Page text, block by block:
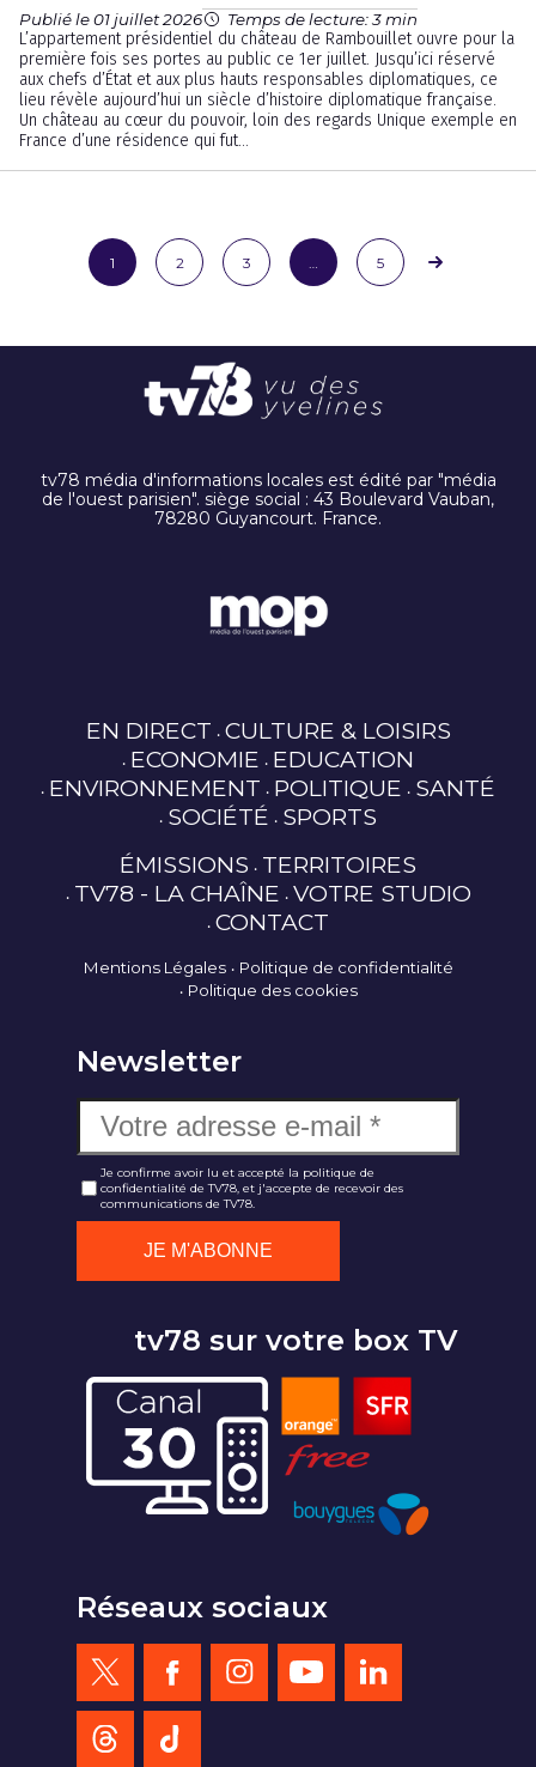
Publié le 01 juillet 2026 Temps de lecture: 3 min
L’appartement présidentiel du château de Rambouillet ouvre pour la
première fois ses portes au public ce 1er juillet. Jusqu’ici réservé
aux chefs d’État et aux plus hauts responsables diplomatiques, ce
lieu révèle aujourd’hui un siècle d’histoire diplomatique française.
Un château au cœur du pouvoir, loin des regards Unique exemple en
France d’une résidence qui fut...
1 2 3 5
tv78 média d'informations locales est édité par "média
de l'ouest parisien". siège social : 43 Boulevard Vauban,
78280 Guyancourt. France.
EN DIRECT CULTURE & LOISIRS
ECONOMIE EDUCATION
ENVIRONNEMENT POLITIQUE SANTÉ
SOCIÉTÉ SPORTS
ÉMISSIONS TERRITOIRES
TV78 - LA CHAÎNE VOTRE STUDIO
CONTACT
Mentions Légales
Politique de confidentialité
Politique des cookies
Newsletter
Je confirme avoir lu et accepté la politique de
confidentialité de TV78, et j'accepte de recevoir des
communications de TV78.
tv78 sur votre box TV
Réseaux sociaux